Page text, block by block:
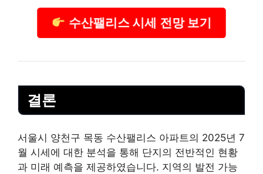
수산팰리스 시세 전망 보기
결론
서울시 양천구 목동 수산팰리스 아파트의 2025년 7
월 시세에 대한 분석을 통해 단지의 전반적인 현황
과 미래 예측을 제공하였습니다. 지역의 발전 가능